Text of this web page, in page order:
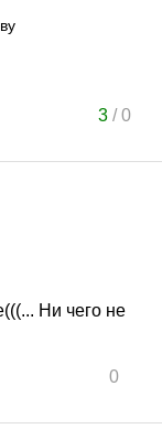
3/0
Ни чего не
0